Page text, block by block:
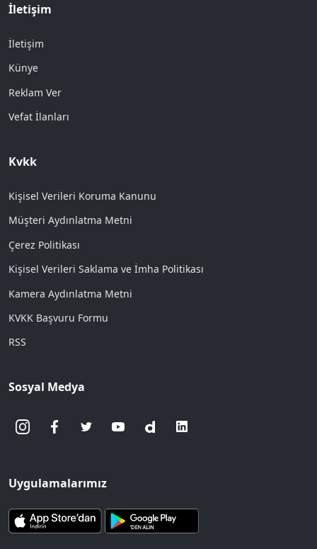
İletişim
İletişim
Künye
Reklam Ver
Vefat İlanları
Kvkk
Kişisel Verileri Koruma Kanunu
Müşteri Aydınlatma Metni
Çerez Politikası
Kişisel Verileri Saklama ve İmha Politikası
Kamera Aydınlatma Metni
KVKK Başvuru Formu
RSS
Sosyal Medya
Uygulamalarımız